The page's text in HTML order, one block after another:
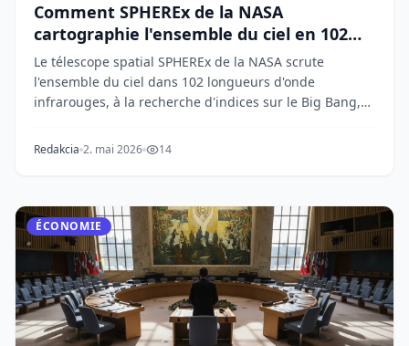
Comment SPHEREx de la NASA
cartographie l'ensemble du ciel en 102
couleurs
Le télescope spatial SPHEREx de la NASA scrute
l'ensemble du ciel dans 102 longueurs d'onde
infrarouges, à la recherche d'indices sur le Big Bang,
Redakcia 2. mai 2026 14
ÉCONOMIE